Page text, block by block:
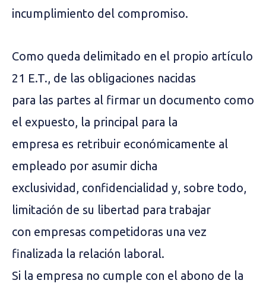
incumplimiento del compromiso.
Como queda delimitado en el propio artículo
21 E.T., de las obligaciones nacidas
para las partes al firmar un documento como
el expuesto, la principal para la
empresa es retribuir económicamente al
empleado por asumir dicha
exclusividad, confidencialidad y, sobre todo,
limitación de su libertad para trabajar
con empresas competidoras una vez
finalizada la relación laboral.
Si la empresa no cumple con el abono de la